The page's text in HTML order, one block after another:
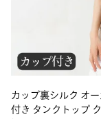
カップ裏シルク オ
付き タンクトップ